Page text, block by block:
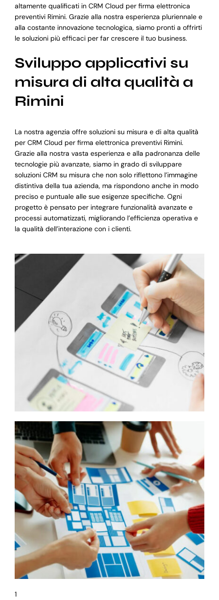
altamente qualificati in CRM Cloud per firma elettronica
preventivi Rimini. Grazie alla nostra esperienza pluriennale e
alla costante innovazione tecnologica, siamo pronti a offrirti
le soluzioni più efficaci per far crescere il tuo business.
Sviluppo applicativi su
misura di alta qualità a
Rimini
La nostra agenzia offre soluzioni su misura e di alta qualità
per CRM Cloud per firma elettronica preventivi Rimini.
Grazie alla nostra vasta esperienza e alla padronanza delle
tecnologie più avanzate, siamo in grado di sviluppare
soluzioni CRM su misura che non solo riflettono l’immagine
distintiva della tua azienda, ma rispondono anche in modo
preciso e puntuale alle sue esigenze specifiche. Ogni
progetto è pensato per integrare funzionalità avanzate e
processi automatizzati, migliorando l’efficienza operativa e
la qualità dell’interazione con i clienti.
1